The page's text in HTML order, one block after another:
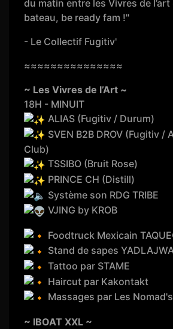
du matin entre les Vivres de
bateau, be ready fam !"
- Le Collectif Fugitiv'
≈≈≈≈≈≈≈≈≈≈≈≈≈≈≈
~ Les Vivres de l’Art ~
18H - MINUIT
ALIAS (Fugitiv / Durum)
SVEN B2B DROV (Fugitiv /
Club)
TSSIBO (Bruit Rose)
PRINCE CH (Distill)
Système son RDG TRIBE
VJING by KROB
Foodtruck Mexicain
Stand de sapes
Tattoo par STAME
Haircut par Kakontakt
Massages par Les Nomad's
~ IBOAT XXL ~